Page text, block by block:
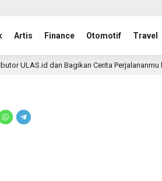
Artis Finance Otomotif Travel
ULAS.id dan Bagikan Cerita Perjalananmu ke